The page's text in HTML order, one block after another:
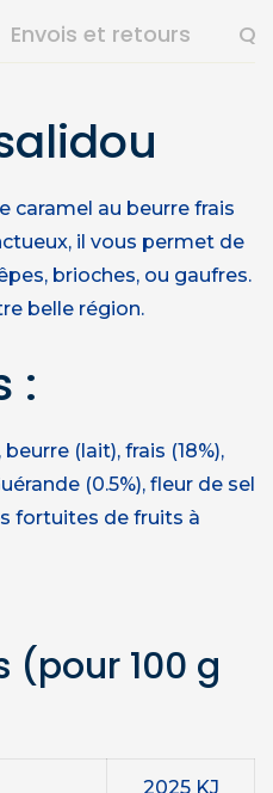
Envois et retours
caramel au beurre frais
il vous permet de
brioches, ou gaufres.
belle région.
:
(lait), frais (18%),
(0.5%), fleur de sel
fortuites de fruits à
(pour 100 g
2025 KJ